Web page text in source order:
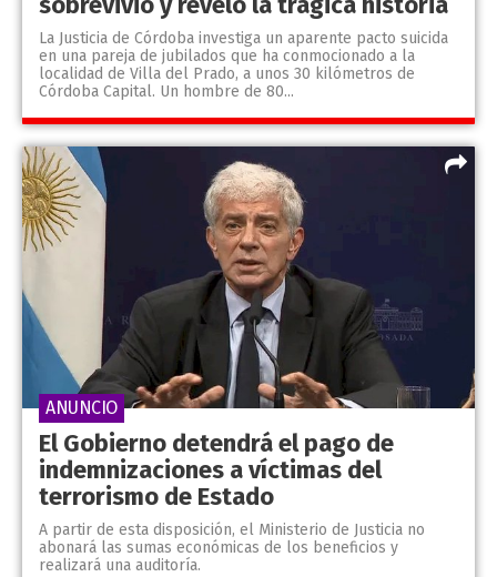
La Justicia de Córdoba investiga un aparente pacto suicida
en una pareja de jubilados que ha conmocionado a la
localidad de Villa del Prado, a unos 30 kilómetros de
Córdoba Capital. Un hombre de 80...
El Gobierno detendrá el pago de
indemnizaciones a víctimas del
terrorismo de Estado
A partir de esta disposición, el Ministerio de Justicia no
abonará las sumas económicas de los beneficios y
realizará una auditoría.
ANUNCIO